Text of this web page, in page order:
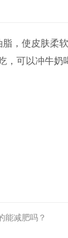
，使皮肤柔
可以冲牛奶
能减肥吗？